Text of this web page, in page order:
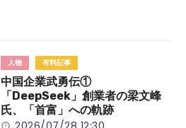
n
k
人物 有料記事
中国企業武勇伝①
「DeepSeek」創業者の梁文峰
氏、「首富」への軌跡